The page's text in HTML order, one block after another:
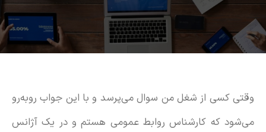
وقتی کسی از شغل من سوال می‌پرسد و با این جواب روبه‌رو
می‌شود که کارشناس روابط عمومی هستم و در یک آژانس